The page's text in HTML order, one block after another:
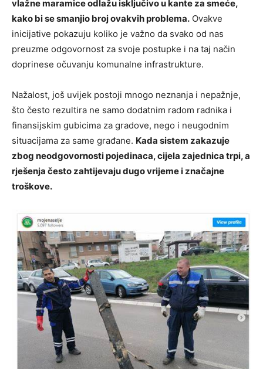
vlažne maramice odlažu isključivo u kante za smeće,
kako bi se smanjio broj ovakvih problema. Ovakve
inicijative pokazuju koliko je važno da svako od nas
preuzme odgovornost za svoje postupke i na taj način
doprinese očuvanju komunalne infrastrukture.
Nažalost, još uvijek postoji mnogo neznanja i nepažnje,
što često rezultira ne samo dodatnim radom radnika i
finansijskim gubicima za gradove, nego i neugodnim
situacijama za same građane. Kada sistem zakazuje
zbog neodgovornosti pojedinaca, cijela zajednica trpi, a
rješenja često zahtijevaju dugo vrijeme i značajne
troškove.